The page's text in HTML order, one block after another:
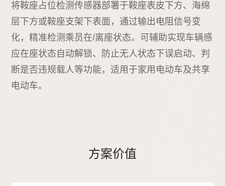
将鞍座占位检测传感器部署于鞍座表皮下方、海绵
层下方或鞍座支架下表面，通过输出电阻信号变
化，精准检测乘员在/离座状态。可辅助实现车辆感
应在座状态自动解锁、防止无人状态下误启动、判
断是否违规载人等功能，适用于家用电动车及共享
电动车。
方案价值